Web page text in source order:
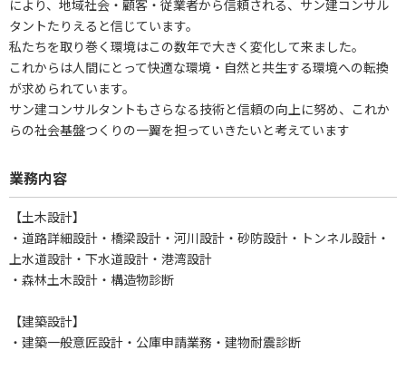
により、地域社会・顧客・従業者から信頼される、サン建コンサル
タントたりえると信じています。
私たちを取り巻く環境はこの数年で大きく変化して来ました。
これからは人間にとって快適な環境・自然と共生する環境への転換
が求められています。
サン建コンサルタントもさらなる技術と信頼の向上に努め、これか
らの社会基盤つくりの一翼を担っていきたいと考えています
業務内容
【土木設計】
・道路詳細設計・橋梁設計・河川設計・砂防設計・トンネル設計・
上水道設計・下水道設計・港湾設計
・森林土木設計・構造物診断
【建築設計】
・建築一般意匠設計・公庫申請業務・建物耐震診断